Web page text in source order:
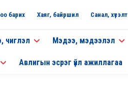
барих Хаяг, байршил Санал, хүсэлт
чиглэл Мэдээ, мэдээлэл
Авлигын эсрэг үйл ажиллагаа